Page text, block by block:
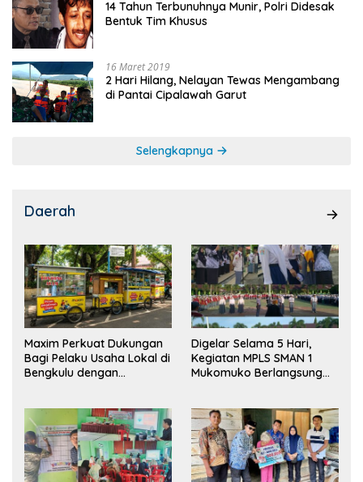
14 Tahun Terbunuhnya Munir, Polri Didesak
Bentuk Tim Khusus
16 Maret 2019
2 Hari Hilang, Nelayan Tewas Mengambang
di Pantai Cipalawah Garut
Selengkapnya
Daerah
Maxim Perkuat Dukungan
Bagi Pelaku Usaha Lokal di
Bengkulu dengan
Pasar
Digelar Selama 5 Hari,
Kegiatan MPLS SMAN 1
Mukomuko Berlangsung